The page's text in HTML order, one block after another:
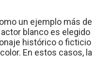
un ejemplo más de
blanco es elegido
histórico o ficticio
En estos casos, la